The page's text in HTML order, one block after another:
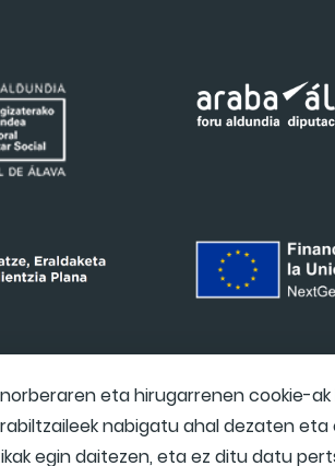
eta hirugarrenen cookie-
nabigatu ahal dezaten
egin daitezen, eta ez ditu datu